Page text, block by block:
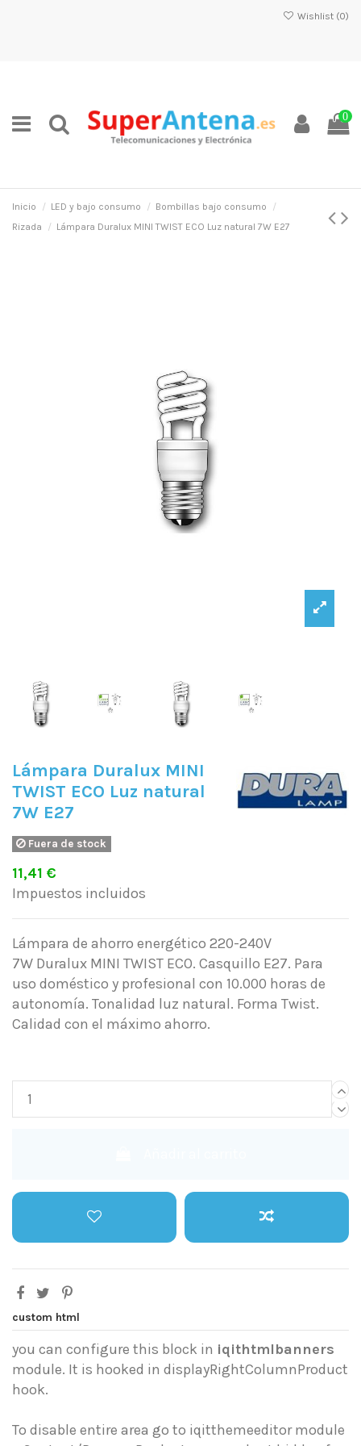
Wishlist (0)
0
Inicio LED y bajo consumo
Bombillas bajo consumo
Rizada
Lámpara Duralux MINI TWIST ECO Luz natural 7W E27
Lámpara Duralux MINI
TWIST ECO Luz natural
7W E27
Fuera de stock
11,41 €
Impuestos incluidos
Lámpara de ahorro energético 220-240V
7W Duralux MINI TWIST ECO. Casquillo E27. Para
uso doméstico y profesional con 10.000 horas de
autonomía. Tonalidad luz natural. Forma Twist.
Calidad con el máximo ahorro.
custom html
you can configure this block in iqithtmlbanners
module. It is hooked in displayRightColumnProduct
hook.
To disable entire area go to iqitthemeeditor module